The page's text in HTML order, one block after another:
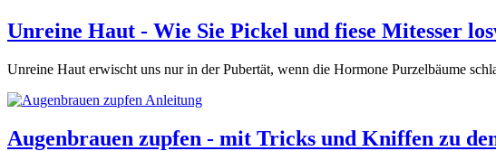
Unreine Haut - Wie Sie Pickel und fiese Mitesser
Unreine Haut erwischt uns nur in der Pubertät, wenn die Hormone Purzelbäume
Augenbrauen zupfen - mit Tricks und Kniffen zu